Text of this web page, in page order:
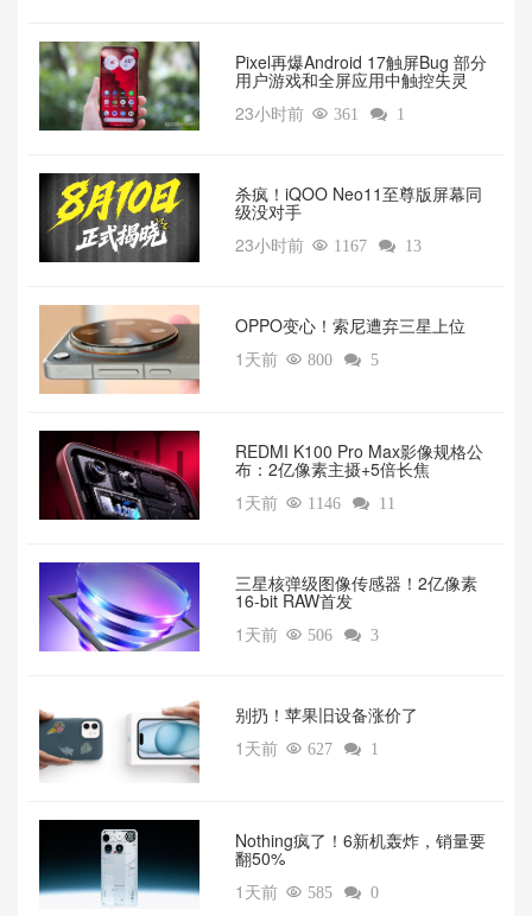
Pixel再爆Android 17触屏Bug 部分
用户游戏和全屏应用中触控失灵
23小时前  361  1
杀疯！iQOO Neo11至尊版屏幕同
级没对手
23小时前  1167  13
OPPO变心！索尼遭弃三星上位‌
1天前  800  5
REDMI K100 Pro Max影像规格公
布：2亿像素主摄+5倍长焦
1天前  1146  11
三星核弹级图像传感器！2亿像素
16-bit RAW首发
1天前  506  3
别扔！苹果旧设备涨价了‌
1天前  627  1
‌Nothing疯了！6新机轰炸，销量要
翻50%‌
1天前  585  0